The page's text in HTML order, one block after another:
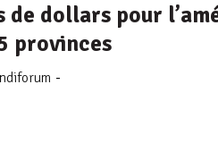
de dollars pour
provinces
-